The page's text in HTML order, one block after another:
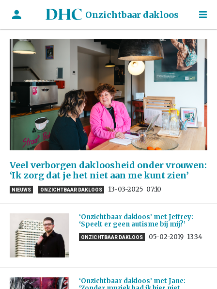
Onzichtbaar dakloos
Veel verborgen dakloosheid onder vrouwen:
‘Ik zorg dat je het niet aan me kunt zien’
NIEUWS ONZICHTBAAR DAKLOOS 13-03-2025 07:10
‘Onzichtbaar dakloos’ met Jeffrey:
‘Speelt er geen autisme bij mij?’
ONZICHTBAAR DAKLOOS 05-02-2019 13:34
‘Onzichtbaar dakloos’ met Jane: